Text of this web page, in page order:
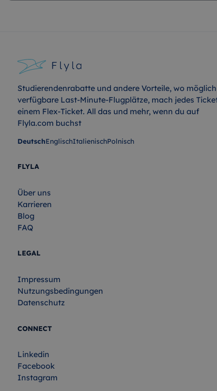
Studierendenrabatte und andere Vorteile, wo
verfügbare Last-Minute-Flugplätze, mach jedes
einem Flex-Ticket. All das und mehr, wenn du auf
Flyla.com buchst
DeutschEnglischItalienischPolnisch
FLYLA
Über uns
Karrieren
Blog
FAQ
LEGAL
Impressum
Nutzungsbedingungen
Datenschutz
CONNECT
Linkedin
Facebook
Instagram